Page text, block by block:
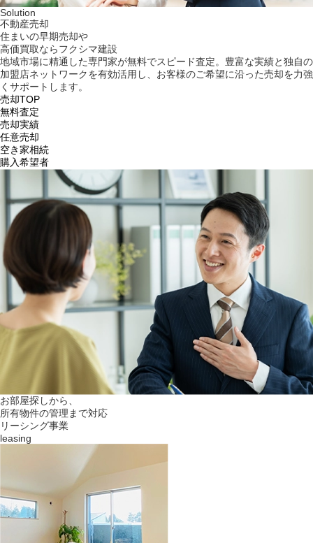
Solution
不動産売却
住まいの早期売却や
高価買取ならフクシマ建設
地域市場に精通した専門家が無料でスピード査定。豊富な実績と独自の
加盟店ネットワークを有効活用し、お客様のご希望に沿った売却を力強
くサポートします。
売却TOP
無料査定
売却実績
任意売却
空き家相続
購入希望者
お部屋探しから、
所有物件の管理まで対応
リーシング事業
leasing